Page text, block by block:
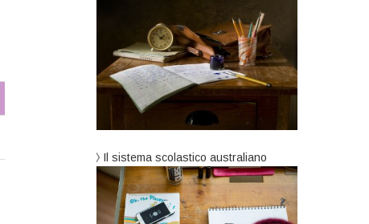
Il sistema scolastico australiano